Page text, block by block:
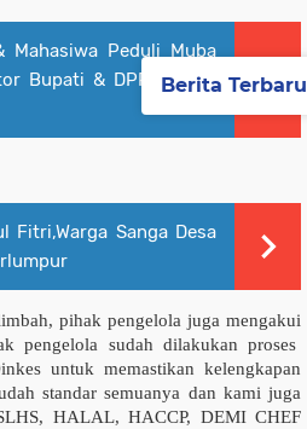
Mahasiwa Peduli Muba
Bupati & DPRD Muba
Fitri,Warga Sanga Desa
pihak pengelola juga mengakui
pengelola sudah dilakukan proses
untuk memastikan kelengkapan
standar semuanya dan kami juga
HALAL, HACCP, DEMI CHEF
Berita Terbaru